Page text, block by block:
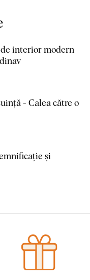
interior modern
- Calea către o
și